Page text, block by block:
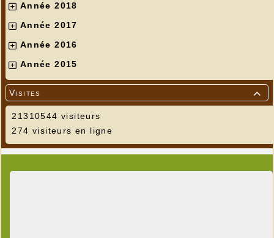
Année 2018
Année 2017
Année 2016
Année 2015

Visites
21310544 visiteurs
274 visiteurs en ligne